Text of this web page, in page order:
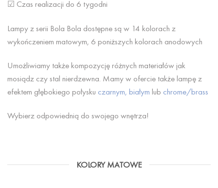
☑ Czas realizacji do 6 tygodni
Lampy z serii Bola Bola dostępne są w 14 kolorach z
wykończeniem matowym, 6 poniższych kolorach anodowych
Umożliwiamy także kompozycję różnych materiałów jak
mosiądz czy stal nierdzewna. Mamy w ofercie także lampę z
efektem głębokiego połysku czarnym, białym lub chrome/brass
Wybierz odpowiednią do swojego wnętrza!
KOLORY MATOWE